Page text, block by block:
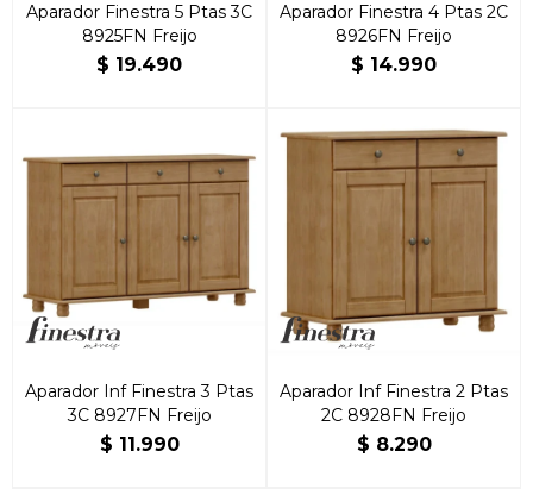
Aparador Finestra 5 Ptas 3C
8925FN Freijo
$ 19.490
Aparador Finestra 4 Ptas 2C
8926FN Freijo
$ 14.990
Aparador Inf Finestra 3 Ptas
3C 8927FN Freijo
$ 11.990
Aparador Inf Finestra 2 Ptas
2C 8928FN Freijo
$ 8.290